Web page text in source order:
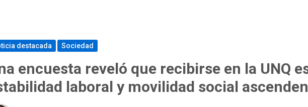
destacada Sociedad
encuesta reveló que recibirse en la UNQ
laboral y movilidad social